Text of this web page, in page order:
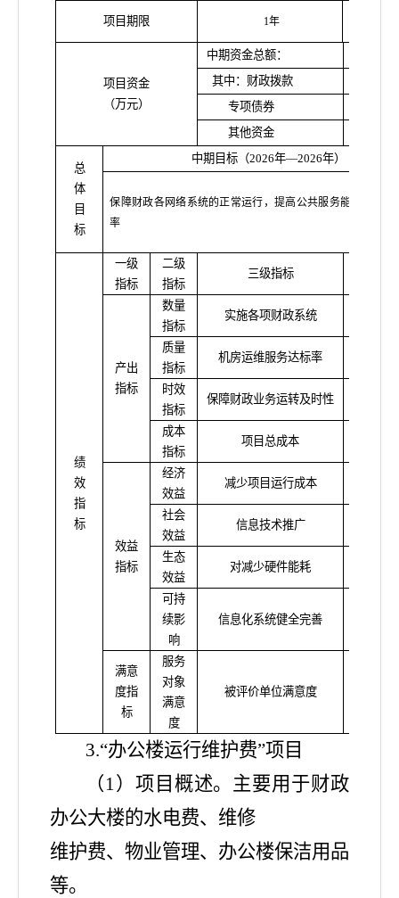
项目期限 1年
项目资金
（万元）
中期资金总额：
其中：财政拨款
专项债券
其他资金
总
体
目
标
中期目标（2026年—2026年）
保障财政各网络系统的正常运行，提高公共服务能力和财政
率
绩
效
指
标
一级
指标
二级
指标
三级指标
产出
指标
数量
指标
实施各项财政系统
质量
指标
机房运维服务达标率
时效
指标
保障财政业务运转及时性
成本
指标
项目总成本
效益
指标
经济
效益
减少项目运行成本
社会
效益
信息技术推广
生态
效益
对减少硬件能耗
可持
续影
响
信息化系统健全完善
满意
度指
标
服务
对象
满意
度
被评价单位满意度
3.“办公楼运行维护费”项目
（ 1）项目概述。主要用于财政
办公大楼的水电费、维修
维护费、物业管理、办公楼保洁用品
等。